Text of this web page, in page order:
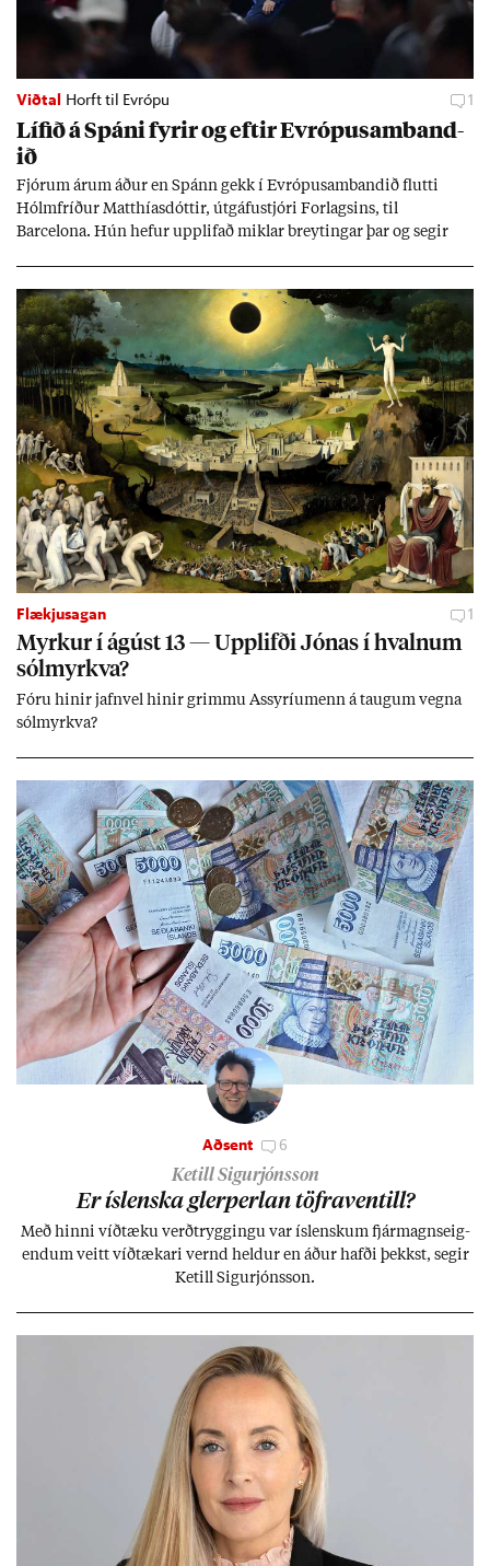
Viðtal Horft til Evrópu 1
Líf­ið á Spáni fyr­ir og eft­ir Evr­ópu­sam­band­
ið
Fjór­um ár­um áð­ur en Spánn gekk í Evr­ópu­sam­band­ið flutti
Hólm­fríð­ur Matth­ías­dótt­ir, út­gáfu­stjóri For­lags­ins, til
Barcelona. Hún hef­ur upp­lif­að mikl­ar breyt­ing­ar þar og seg­ir
jafnt sem styrkj­um til menn­ing­ar­mála. Þá hafi katalónsk­an hlot­
ið með­byr.
Flækjusagan 1
Myrk­ur í ág­úst 13 — Upp­lifði Jón­as í hvaln­um
sól­myrkva?
Fóru hinir jafn­vel hinir grimmu Ass­yríu­menn á taug­um vegna
sól­myrkva?
Aðsent 6
Ketill Sigurjónsson
Er ís­lenska glerperl­an töfra­ventill?
Með hinni víð­tæku verð­trygg­ingu var ís­lensk­um fjár­magns­eig­
end­um veitt víð­tæk­ari vernd held­ur en áð­ur hafði þekkst, seg­ir
Ketill Sig­ur­jóns­son.